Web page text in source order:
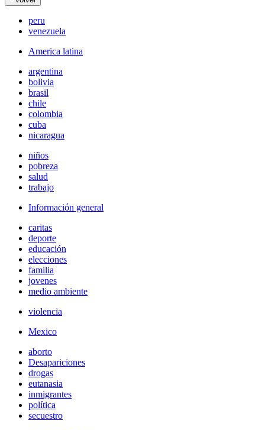
peru
venezuela
America latina
argentina
bolivia
brasil
chile
colombia
cuba
nicaragua
niños
pobreza
salud
trabajo
Información general
caritas
deporte
educación
elecciones
familia
jovenes
medio ambiente
violencia
Mexico
aborto
Desapariciones
drogas
eutanasia
inmigrantes
política
secuestro